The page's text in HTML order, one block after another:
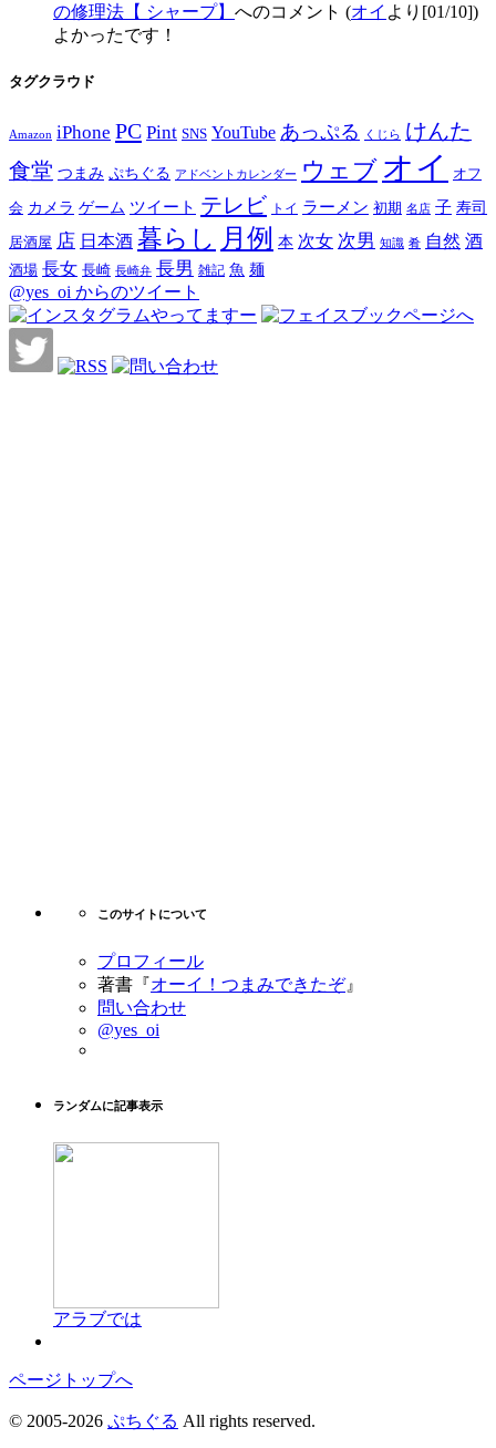
の修理法【 シャープ】 へのコメント (オイ より[01/10])
よかったです！
タグクラウド
Amazon iPhone PC Pint SNS YouTube あっぷる くじら けんた
食堂 つまみ ぷちぐる アドベントカレンダー ウェブ オイ オフ
会 カメラ ゲーム ツイート テレビ トイ ラーメン 初期 名店 子 寿司
居酒屋 店 日本酒 暮らし 月例 本 次女 次男 知識 肴 自然 酒
酒場 長女 長崎 長崎弁 長男 雑記 魚 麺
@yes_oi からのツイート
このサイトについて
プロフィール
著書『オーイ！つまみできたぞ』
問い合わせ
@yes_oi
ランダムに記事表示
アラブでは
ページトップへ
© 2005-2026 ぷちぐる All rights reserved.